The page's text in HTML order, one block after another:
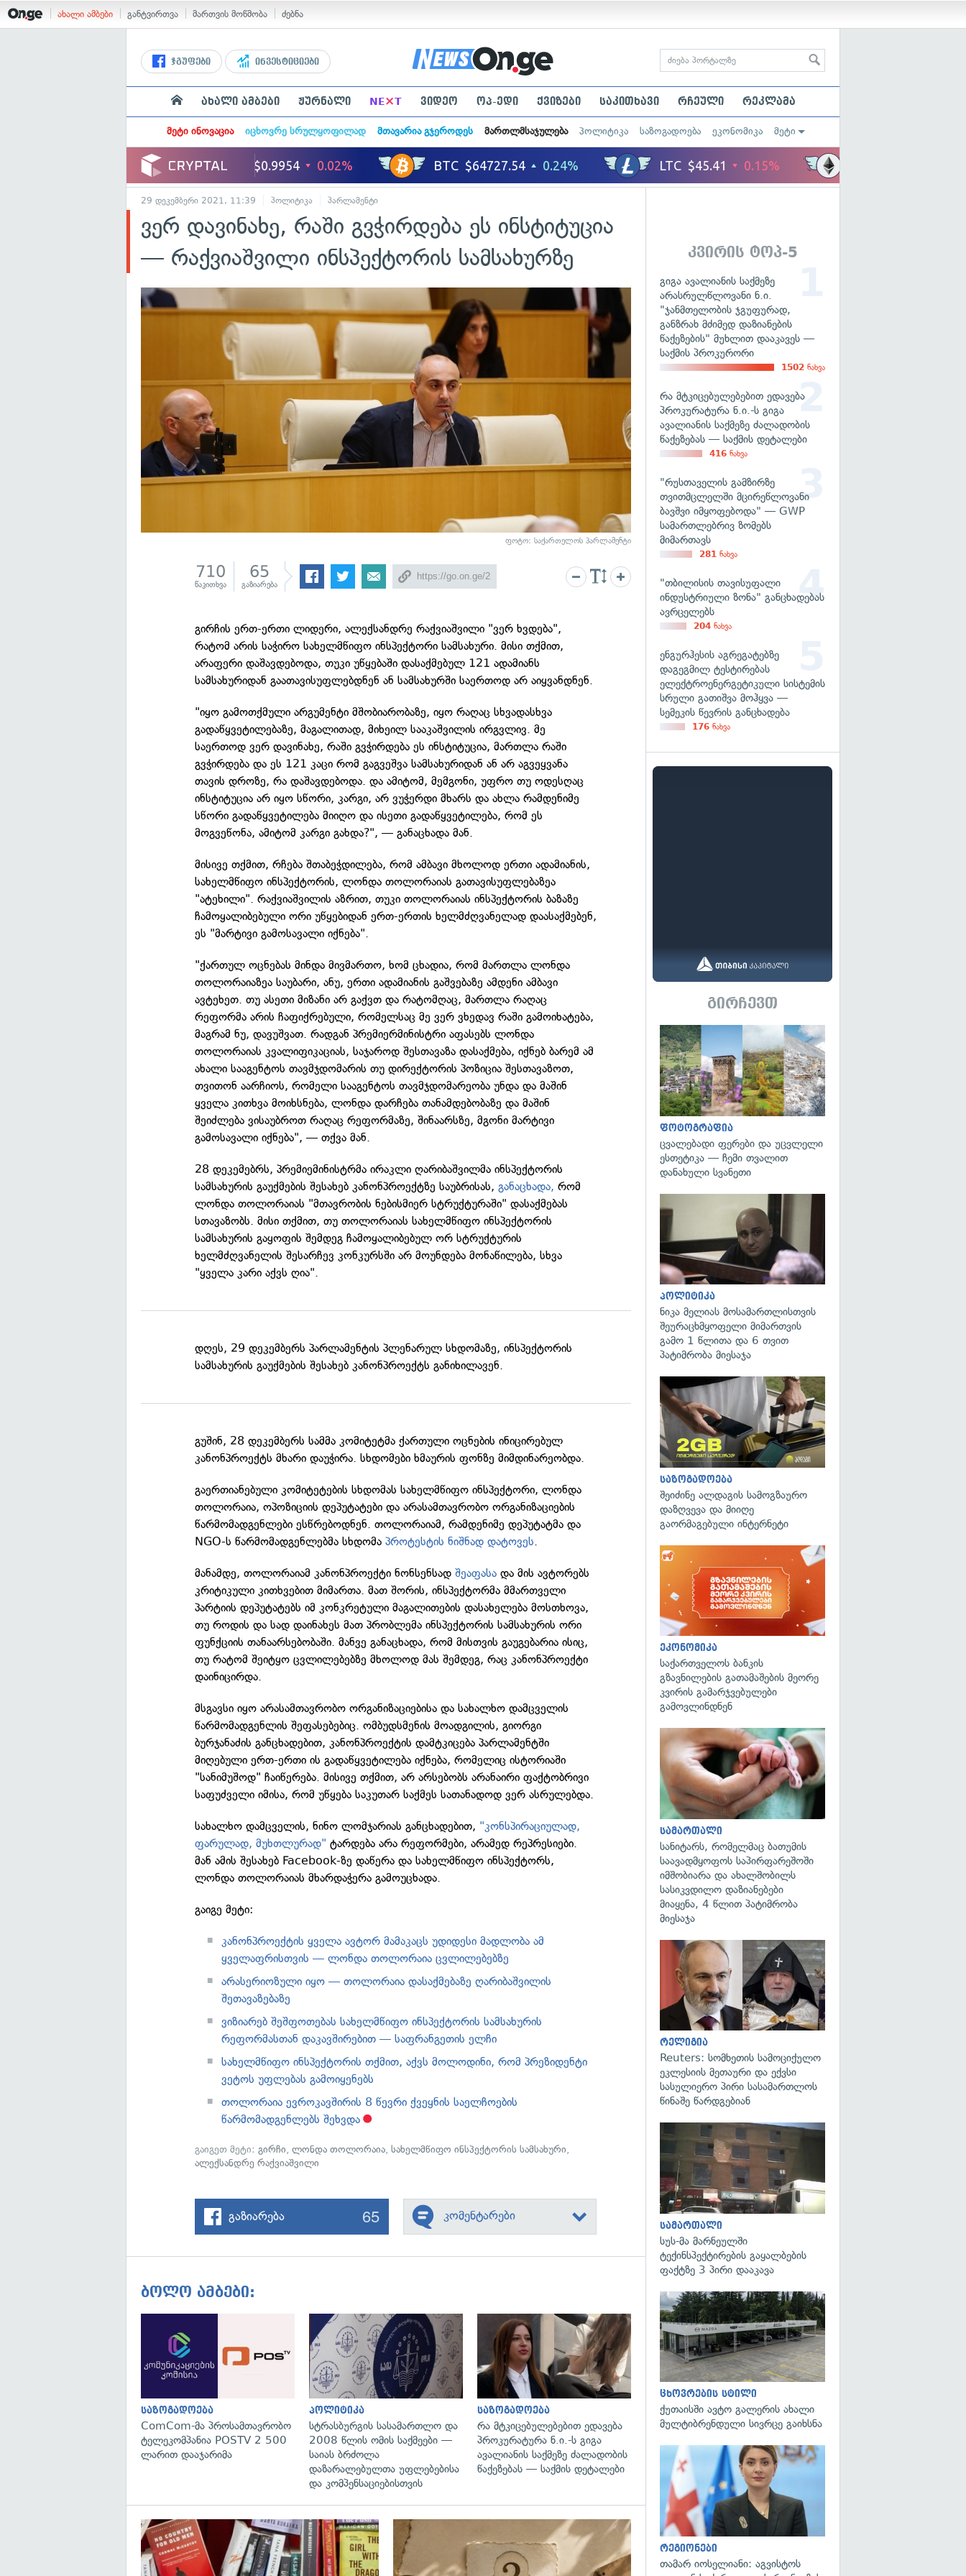
ახალი ამბები განტვირთვა მართვის მოწმობა ძებნა
ჯგუფები ინვესტიციები
ახალი ამბები ჟურნალი NE×T ვიდეო ოპ-ედი ქვიზები საკითხავი რჩეული რეკლამა
მეტი ინოვაცია იცხოვრე სრულყოფილად მთავარია გჯეროდეს მართლმსაჯულება პოლიტიკა საზოგადოება ეკონომიკა მეტი
29 დეკემბერი 2021, 11:39 პოლიტიკა პარლამენტი
ვერ დავინახე, რაში გვჭირდება ეს ინსტიტუცია
— რაქვიაშვილი ინსპექტორის სამსახურზე
ფოტო: საქართელოს პარლამენტი
710
წაკითხვა
65
გაზიარება
გირჩის ერთ-ერთი ლიდერი, ალექსანდრე რაქვიაშვილი "ვერ ხვდება",
რატომ არის საჭირო სახელმწიფო ინსპექტორი სამსახური. მისი თქმით,
არაფერი დაშავდებოდა, თუკი უწყებაში დასაქმებულ 121 ადამიანს
სამსახურიდან გაათავისუფლებდნენ ან სამსახურში საერთოდ არ აიყვანდნენ.
"იყო გამოთქმული არგუმენტი მშობიარობაზე, იყო რაღაც სხვადასხვა
გადაწყვეტილებაზე, მაგალითად, მიხეილ სააკაშვილის ირგვლივ. მე
საერთოდ ვერ დავინახე, რაში გვჭირდება ეს ინსტიტუცია, მართლა რაში
გვჭირდება და ეს 121 კაცი რომ გაგვეშვა სამსახურიდან ან არ აგვეყვანა
თავის დროზე, რა დაშავდებოდა. და ამიტომ, მემგონი, უფრო თუ ოდესღაც
ინსტიტუცია არ იყო სწორი, კარგი, არ ვუჭერდი მხარს და ახლა რამდენიმე
სწორი გადაწყვეტილება მიიღო და ისეთი გადაწყვეტილება, რომ ეს
მოგვეწონა, ამიტომ კარგი გახდა?", — განაცხადა მან.
მისივე თქმით, რჩება შთაბეჭდილება, რომ ამბავი მხოლოდ ერთი ადამიანის,
სახელმწიფო ინსპექტორის, ლონდა თოლორაიას გათავისუფლებაზეა
"ატეხილი". რაქვიაშვილის აზრით, თუკი თოლორაიას ინსპექტორის ბაზაზე
ჩამოყალიბებული ორი უწყებიდან ერთ-ერთის ხელმძღვანელად დაასაქმებენ,
ეს "მარტივი გამოსავალი იქნება".
"ქართულ ოცნებას მინდა მივმართო, ხომ ცხადია, რომ მართლა ლონდა
თოლორაიაზეა საუბარი, ანუ, ერთი ადამიანის გაშვებაზე ამდენი ამბავი
ავტეხეთ. თუ ასეთი მიზანი არ გაქვთ და რატომღაც, მართლა რაღაც
რეფორმა არის ჩაფიქრებული, რომელსაც მე ვერ ვხედავ რაში გამოიხატება,
მაგრამ ნუ, დავუშვათ. რადგან პრემიერმინისტრი აფასებს ლონდა
თოლორაიას კვალიფიკაციას, საჯაროდ შესთავაზა დასაქმება, იქნებ ბარემ ამ
ახალი სააგენტოს თავმჯდომარის თუ დირექტორის პოზიცია შესთავაზოთ,
თვითონ აარჩიოს, რომელი სააგენტოს თავმჯდომარეობა უნდა და მაშინ
ყველა კითხვა მოიხსნება, ლონდა დარჩება თანამდებობაზე და მაშინ
შეიძლება ვისაუბროთ რაღაც რეფორმაზე, შინაარსზე, მგონი მარტივი
გამოსავალი იქნება", — თქვა მან.
28 დეკემებრს, პრემიემინისტრმა ირაკლი ღარიბაშვილმა ინსპექტორის
სამსახურის გაუქმების შესახებ კანონპროექტზე საუბრისას,განაცხადა, რომ
ლონდა თოლორაიას "მთავრობის ნებისმიერ სტრუქტურაში" დასაქმებას
სთავაზობს. მისი თქმით, თუ თოლორაიას სახელმწიფო ინსპექტორის
სამსახურის გაყოფის შემდეგ ჩამოყალიბებულ ორ სტრუქტურის
ხელმძღვანელის შესარჩევ კონკურსში არ მოუნდება მონაწილება, სხვა
"ყველა კარი აქვს ღია".
დღეს, 29 დეკემბერს პარლამენტის პლენარულ სხდომაზე, ინსპექტორის
სამსახურის გაუქმების შესახებ კანონპროექტს განიხილავენ.
გუშინ, 28 დეკემბერს სამმა კომიტეტმა ქართული ოცნების ინიცირებულ
კანონპროექტს მხარი დაუჭირა. სხდომები ხმაურის ფონზე მიმდინარეობდა.
გაერთიანებული კომიტეტების სხდომას სახელმწიფო ინსპექტორი, ლონდა
თოლორაია, ოპოზიციის დეპუტატები და არასამთავრობო ორგანიზაციების
წარმომადგენლები ესწრებოდნენ. თოლორაიამ, რამდენიმე დეპუტატმა და
NGO-ს წარმომადგენლებმა სხდომაპროტესტის ნიშნად დატოვეს.
მანამდე, თოლორაიამ კანონპროექტი ნონსენსადშეაფასა და მის ავტორებს
კრიტიკული კითხვებით მიმართა. მათ შორის, ინსპექტორმა მმართველი
პარტიის დეპუტატებს იმ კონკრეტული მაგალითების დასახელება მოსთხოვა,
თუ როდის და სად დაინახეს მათ პრობლემა ინსპექტორის სამსახურის ორი
ფუნქციის თანაარსებობაში. მანვე განაცხადა, რომ მისთვის გაუგებარია ისიც,
თუ რატომ შეიტყო ცვლილებებზე მხოლოდ მას შემდეგ, რაც კანონპროექტი
დაინიცირდა.
მსგავსი იყო არასამთავრობო ორგანიზაციებისა და სახალხო დამცველის
წარმომადგენლის შეფასებებიც. ომბუდსმენის მოადგილის, გიორგი
ბურჯანაძის განცხადებით, კანონპროექტის დამტკიცება პარლამენტში
მიღებული ერთ-ერთი ის გადაწყვეტილება იქნება, რომელიც ისტორიაში
"სანიმუშოდ" ჩაიწერება. მისივე თქმით, არ არსებობს არანაირი ფაქტობრივი
საფუძველი იმისა, რომ უწყება საკუთარ საქმეს სათანადოდ ვერ ასრულებდა.
სახალხო დამცველის, ნინო ლომჯარიას განცხადებით, "კონსპირაციულად,
ფარულად, მუხთლურად" ტარდება არა რეფორმები, არამედ რეპრესიები.
მან ამის შესახებ Facebook-ზე დაწერა და სახელმწიფო ინსპექტორს,
ლონდა თოლორაიას მხარდაჭერა გამოუცხადა.
გაიგე მეტი:
კანონპროექტის ყველა ავტორ მამაკაცს უდიდესი მადლობა ამ
ყველაფრისთვის — ლონდა თოლორაია ცვლილებებზე
არასერიოზული იყო — თოლორაია დასაქმებაზე ღარიბაშვილის
შეთავაზებაზე
ვიზიარებ შეშფოთებას სახელმწიფო ინსპექტორის სამსახურის
რეფორმასთან დაკავშირებით — საფრანგეთის ელჩი
სახელმწიფო ინსპექტორის თქმით, აქვს მოლოდინი, რომ პრეზიდენტი
ვეტოს უფლებას გამოიყენებს
თოლორაია ევროკავშირის 8 წევრი ქვეყნის საელჩოების
წარმომადგენლებს შეხვდა
გაიგეთ მეტი:გირჩი,ლონდა თოლორაია,სახელმწიფო ინსპექტორის სამსახური,
ალექსანდრე რაქვიაშვილი
გაზიარება 65 კომენტარები
ბოლო ამბები:
გადახედვა
საზოგადოება
ComCom-მა პროსამთავრობო
ტელეკომპანია POSTV 2 500
ლარით დააჯარიმა
გადახედვა
პოლიტიკა
სტრასბურგის სასამართლო და
2008 წლის ომის საქმეები —
საიას ბრძოლა
დაზარალებულთა უფლებებისა
და კომპენსაციებისთვის
გადახედვა
საზოგადოება
რა მტკიცებულებებით ედავება
პროკურატურა ნ.ი.-ს გიგა
ავალიანის საქმეზე ძალადობის
წაქეზებას — საქმის დეტალები
გადახედვა
კვირის ტოპ-5
გიგა ავალიანის საქმეზე
არასრულწლოვანი ნ.ი.
"ჯანმთელობის ჯგუფურად,
განზრახ მძიმედ დაზიანების
წაქეზების" მუხლით დააკავეს —
საქმის პროკურორი
1502 ნახვა
რა მტკიცებულებებით ედავება
პროკურატურა ნ.ი.-ს გიგა
ავალიანის საქმეზე ძალადობის
წაქეზებას — საქმის დეტალები
416 ნახვა
"რუსთაველის გამზირზე
თვითმცლელში მცირეწლოვანი
ბავშვი იმყოფებოდა" — GWP
სამართლებრივ ზომებს
მიმართავს
281 ნახვა
"თბილისის თავისუფალი
ინდუსტრიული ზონა" განცხადებას
ავრცელებს
204 ნახვა
ენგურჰესის აგრეგატებზე
დაგეგმილ ტესტირებას
ელექტროენერგეტიკული სისტემის
სრული გათიშვა მოჰყვა —
სემეკის წევრის განცხადება
176 ნახვა
გირჩევთ
ფოტოგრაფია
ცვალებადი ფერები და უცვლელი
ესთეტიკა — ჩემი თვალით
დანახული სვანეთი
პოლიტიკა
ნიკა მელიას მოსამართლისთვის
შეურაცხმყოფელი მიმართვის
გამო 1 წლითა და 6 თვით
პატიმრობა მიესაჯა
საზოგადოება
შეიძინე ალდაგის სამოგზაურო
დაზღვევა და მიიღე
გაორმაგებული ინტერნეტი
ეკონომიკა
საქართველოს ბანკის
გზავნილების გათამაშების მეორე
კვირის გამარჯვებულები
გამოვლინდნენ
სამართალი
სანიტარს, რომელმაც ბათუმის
საავადმყოფოს საპირფარეშოში
იმშობიარა და ახალშობილს
სასიკვდილო დაზიანებები
მიაყენა, 4 წლით პატიმრობა
მიესაჯა
რელიგია
Reuters: სომხეთის სამოციქულო
ეკლესიის მეთაური და ექვსი
სასულიერო პირი სასამართლოს
წინაშე წარდგებიან
სამართალი
სუს-მა მარნეულში
ტექინსპექტირების გაყალბების
ფაქტზე 3 პირი დააკავა
ცხოვრების სტილი
ქუთაისში ავტო გალერის ახალი
მულტიბრენდული სივრცე გაიხსნა
რეგიონები
თამარ იოსელიანი: აგვისტოს